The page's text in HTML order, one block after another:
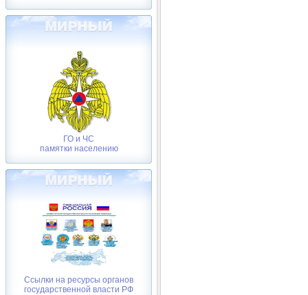
ГО и ЧС
памятки населению
Ссылки на ресурсы органов
государственной власти РФ